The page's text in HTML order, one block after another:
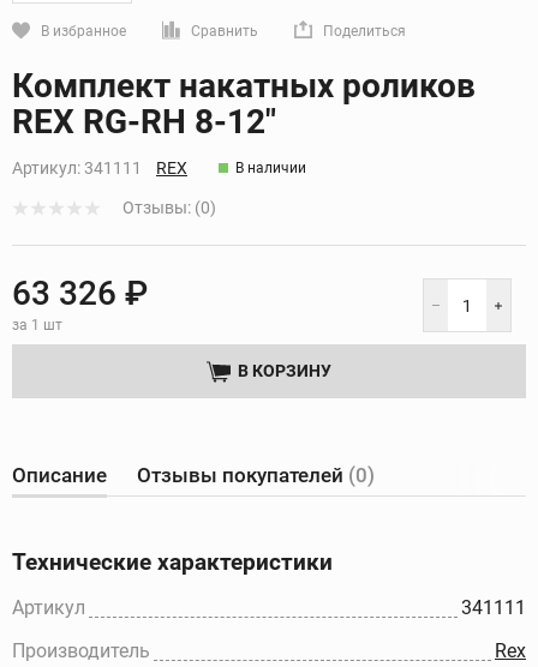
В избранное Сравнить Поделиться
Комплект накатных роликов
REX RG-RH 8-12"
Артикул:341111 REX В наличии
Отзывы: (0)
63 326 ₽
за 1 шт
В КОРЗИНУ
Описание Отзывы покупателей (0)
Технические характеристики
Артикул
341111
Производитель
Rex